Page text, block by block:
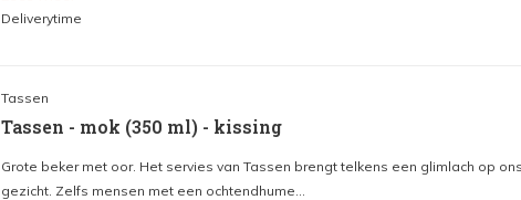
Deliverytime
Tassen
Tassen - mok (350 ml) - kissing
Grote beker met oor. Het servies van Tassen brengt telkens een glimlach op ons
gezicht. Zelfs mensen met een ochtendhume...